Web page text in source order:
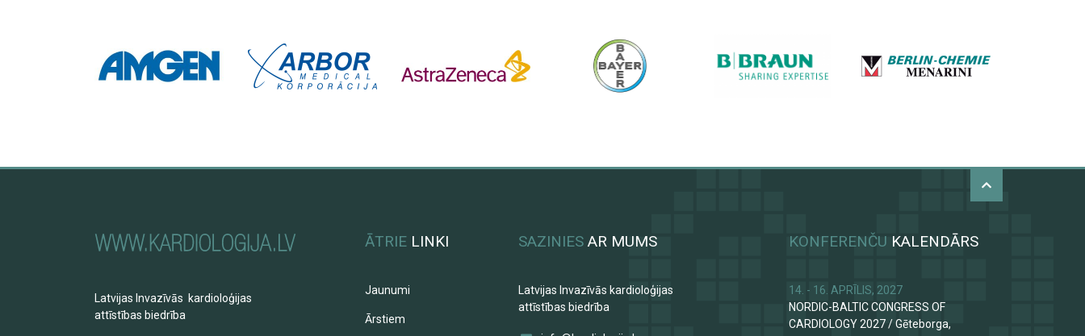
KONFERENČU KALENDĀRS
14. - 16. APRĪLIS, 2027
NORDIC-BALTIC CONGRESS OF
CARDIOLOGY 2027/Gēteborga,
ĀTRIE LINKI
Jaunumi
Ārstiem
SAZINIES AR MUMS
Latvijas Invazīvās kardioloģijas
attīstības biedrība
Latvijas Invazīvās kardioloģijas
attīstības biedrība